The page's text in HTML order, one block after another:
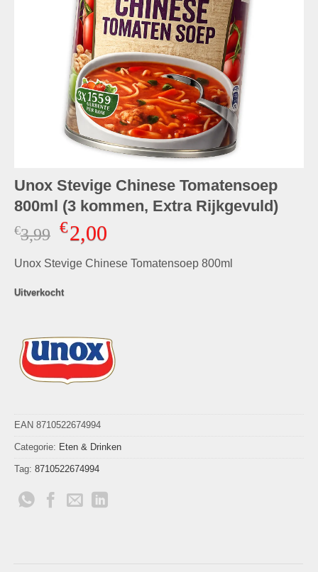
Unox Stevige Chinese Tomatensoep
800ml (3 kommen, Extra Rijkgevuld)
€3,99 Oorspronkelijke
prijs
was:
€2,00Huidige
is:
Unox Stevige Chinese Tomatensoep 800ml
Uitverkocht
EAN 8710522674994
Categorie: Eten & Drinken
Tag: 8710522674994